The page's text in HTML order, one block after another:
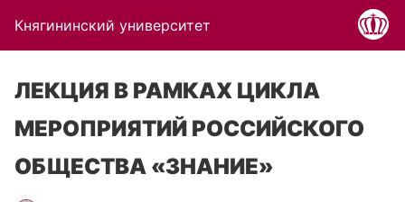
Княгининский университет
ЛЕКЦИЯ В РАМКАХ ЦИКЛА
МЕРОПРИЯТИЙ РОССИЙСКОГО
ОБЩЕСТВА «ЗНАНИЕ»